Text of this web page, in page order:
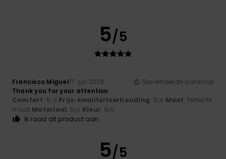
5/5
Francisco Miguel17. juli 2026
Geverifieerde aankoop
Thank you for your attention
Comfort: 5/5 Prijs-kwaliteitverhouding: 5/5 Maat: Perfecte
maat Materiaal: 5/5 Kleur: 5/5
Ik raad dit product aan
5/5